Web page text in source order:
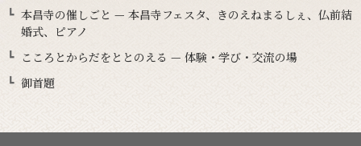
本昌寺の催しごと — 本昌寺フェスタ、きのえねまるしぇ、仏前結
婚式、ピアノ
こころとからだをととのえる — 体験・学び・交流の場
御首題